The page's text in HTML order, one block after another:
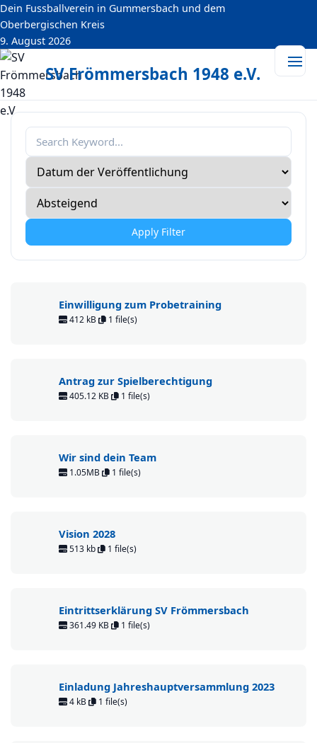
springen
Dein Fussballverein in Gummersbach und dem
Oberbergischen Kreis
9. August 2026
SV Frömmersbach 1948 e.V.
Apply Filter
Einwilligung zum Probetraining
412 kB 1 file(s)
Antrag zur Spielberechtigung
405.12 KB 1 file(s)
Wir sind dein Team
1.05MB 1 file(s)
Vision 2028
513 kb 1 file(s)
Eintrittserklärung SV Frömmersbach
361.49 KB 1 file(s)
Einladung Jahreshauptversammlung 2023
4 kB 1 file(s)